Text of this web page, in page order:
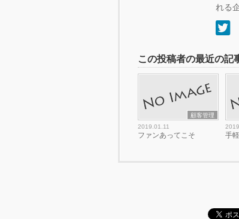
れる
この投稿者の最近の記
顧客管理
2019.01.11
ファンあってこそ 手